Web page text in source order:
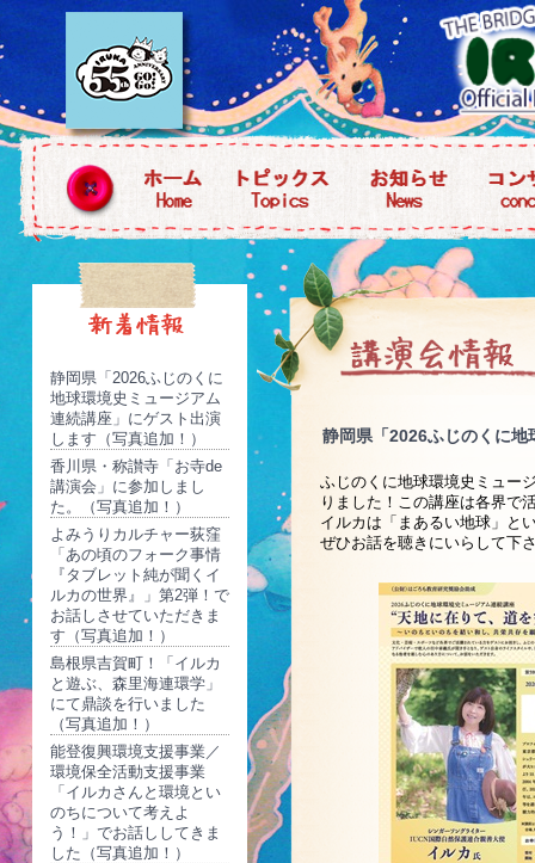
静岡県「2026ふじのくに
地球環境史ミュージアム
連続講座」にゲスト出演
します（写真追加！）
香川県・称讃寺「お寺de
講演会」に参加しまし
た。（写真追加！）
よみうりカルチャー荻窪
「あの頃のフォーク事情
『タブレット純が聞くイ
ルカの世界』」第2弾！で
お話しさせていただきま
す（写真追加！）
島根県吉賀町！「イルカ
と遊ぶ、森里海連環学」
にて鼎談を行いました
（写真追加！）
能登復興環境支援事業／
環境保全活動支援事業
「イルカさんと環境とい
のちについて考えよ
う！」でお話ししてきま
した（写真追加！）
静岡県「2026ふじのくに地
ふじのくに地球環境史ミュー
りました！この講座は各界で
イルカは「まあるい地球」と
ぜひお話を聴きにいらして下